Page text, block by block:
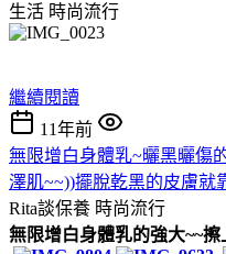
生活 時尚流行
繼續閱讀
11年前
無限增白身體乳~曬黑曬傷
澤肌~~))擺脫乾黑的皮膚就
Rita談保養 時尚流行
無限增白身體乳的強大~~